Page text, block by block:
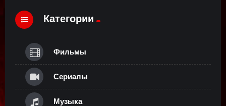
Категории
Фильмы
Сериалы
Музыка